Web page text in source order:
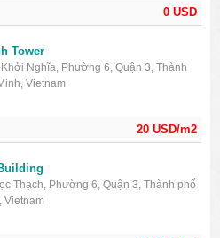
0 USD
20 USD/m2
Tower
Nghĩa, Phường 6, Quận 3, Thành
Vietnam
Thạch, Phường 6, Quận 3, Thành phố
Vietnam